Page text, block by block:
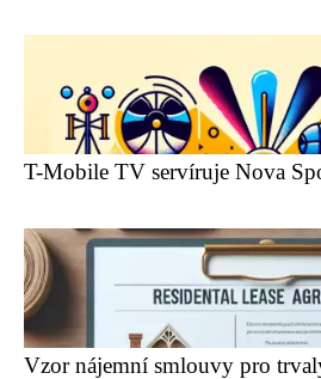
T-Mobile TV servíruje Nova
Vzor nájemní smlouvy pro